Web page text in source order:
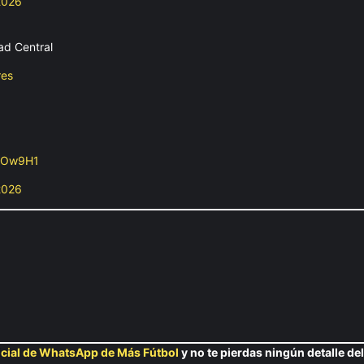
Central
de WhatsApp de Más Fútbol y no te pierdas ningún detalle